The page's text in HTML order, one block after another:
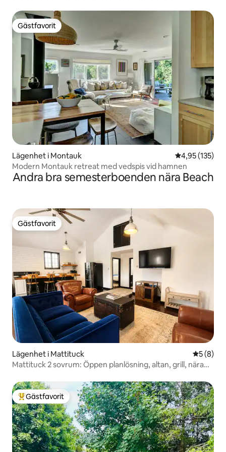
Gästfavorit
Gästfavorit
Lägenhet i Montauk 4,95 av 5 i
4,95 (135)
Modern Montauk retreat med vedspis vid hamnen
Andra bra semesterboenden nära Beach
Gästfavorit
Gästfavorit
Lägenhet i Mattituck 5 av 5 i
5 (8)
Mattituck 2 sovrum: Öppen planlösning, altan, grill, nära
Populär gästfavorit
Gästfavorit